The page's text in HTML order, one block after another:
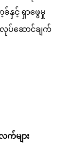
ခ်နှင့် ရှာဖွေမှု
ပ်ဆောင်ချက်
များ